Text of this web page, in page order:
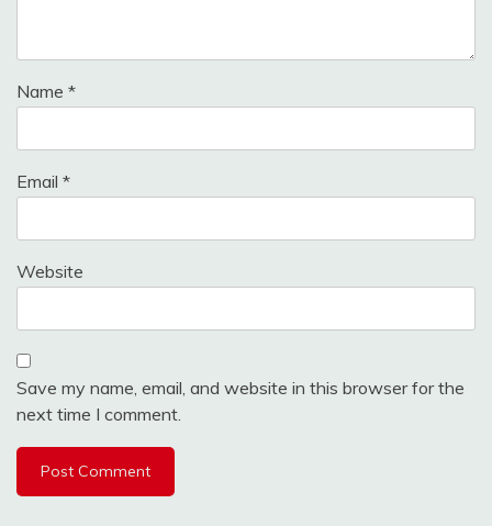
Name *
Email *
Website
Save my name, email, and website in this browser for the
next time I comment.